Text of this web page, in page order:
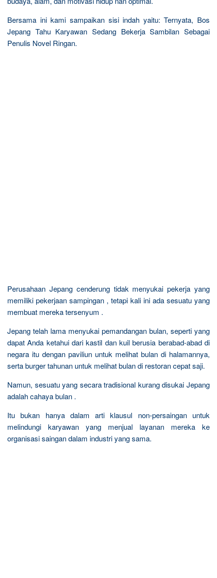
Bersama ini kami sampaikan sisi indah yaitu: Ternyata, Bos
Jepang Tahu Karyawan Sedang Bekerja Sambilan Sebagai
Penulis Novel Ringan.
Perusahaan Jepang cenderung tidak menyukai pekerja yang
memiliki pekerjaan sampingan , tetapi kali ini ada sesuatu yang
membuat mereka tersenyum .
Jepang telah lama menyukai pemandangan bulan, seperti yang
dapat Anda ketahui dari kastil dan kuil berusia berabad-abad di
negara itu dengan paviliun untuk melihat bulan di halamannya,
serta burger tahunan untuk melihat bulan di restoran cepat saji.
Namun, sesuatu yang secara tradisional kurang disukai Jepang
adalah cahaya bulan .
Itu bukan hanya dalam arti klausul non-persaingan untuk
melindungi karyawan yang menjual layanan mereka ke
organisasi saingan dalam industri yang sama.